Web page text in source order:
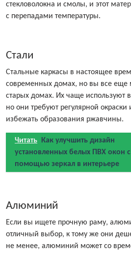
стекловолокна и смолы, и этот
с перепадами температуры.
Стали
Стальные каркасы в настоящее
современных домах, но вы все еще
старых домах. Их чаще используют
но они требуют регулярной
избежать образования ржавчины.
Читать
Как улучшить дизайн
установленных белых ПВХ окон с
помощью зеркал в интерьере
Алюминий
Если вы ищете прочную раму,
отличный выбор, к тому же они
не менее, алюминий может со